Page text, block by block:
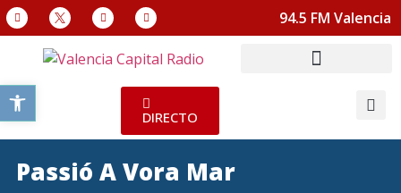
Abrir barra de herramientas
94.5 FM Valencia
DIRECTO
Passió A Vora Mar